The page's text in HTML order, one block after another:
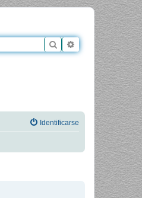
Buscar Búsqueda
Identificarse